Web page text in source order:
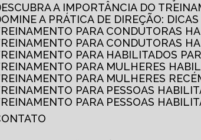
DESCUBRA A IMPORTÂNCIA DO
DOMINE A PRÁTICA DE DIREÇÃO:
TREINAMENTO PARA CONDUTORAS
TREINAMENTO PARA CONDUTORAS
TREINAMENTO PARA HABILITADOS
TREINAMENTO PARA MULHERES
TREINAMENTO PARA MULHERES
TREINAMENTO PARA PESSOAS
TREINAMENTO PARA PESSOAS
CONTATO